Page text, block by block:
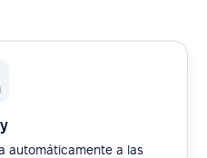
automáticamente a las